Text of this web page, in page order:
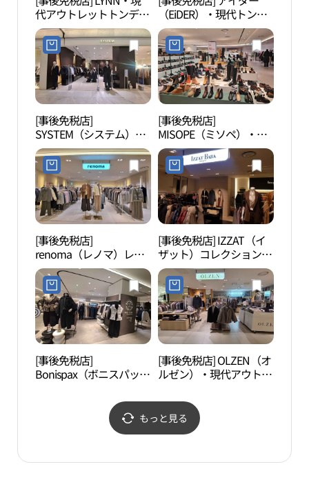
代アウトレットトンデム
ン（東大門）店(린 현대
아울렛 동대문점)
（EiDER）・現代トンデ
ムン（東大門）(아이더
현대아울렛 동대문점)
[事後免税店]
SYSTEM（システム）・
現代アウトレットトンデ
ムン（東大門）店(시스
템 현대아울렛 동대문점)
[事後免税店]
MISOPE（ミソペ）・現
代アウトレットトンデム
ン（東大門）店(미소페
현대아울렛 동대문점)
[事後免税店]
renoma（レノマ）レデ
ィース・現代アウトレッ
トトンデムン（東大門）
店(레노마레이디 현대아
울렛 동대문점)
[事後免税店] IZZAT（イ
ザット）コレクション・
現代アウトレットトンデ
ムン（東大門）店(아이
잗컬렉션 현대아울렛 동
대문점)
[事後免税店]
Bonispax（ボニスパック
トンデムン（東大門）店
(보니스팍스 현대아울렛
[事後免税店] OLZEN（オ
ルゼン）・現代アウトレ
門）店(올젠 현대아울렛
동대문점)
もっと見る